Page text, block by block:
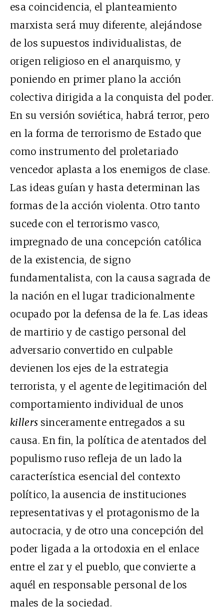
esa coincidencia, el planteamiento
marxista será muy diferente, alejándose
de los supuestos individualistas, de
origen religioso en el anarquismo, y
poniendo en primer plano la acción
colectiva dirigida a la conquista del poder.
En su versión soviética, habrá terror, pero
en la forma de terrorismo de Estado que
como instrumento del proletariado
vencedor aplasta a los enemigos de clase.
Las ideas guían y hasta determinan las
formas de la acción violenta. Otro tanto
sucede con el terrorismo vasco,
impregnado de una concepción católica
de la existencia, de signo
fundamentalista, con la causa sagrada de
la nación en el lugar tradicionalmente
ocupado por la defensa de la fe. Las ideas
de martirio y de castigo personal del
adversario convertido en culpable
devienen los ejes de la estrategia
terrorista, y el agente de legitimación del
comportamiento individual de unos
killers sinceramente entregados a su
causa. En fin, la política de atentados del
populismo ruso refleja de un lado la
característica esencial del contexto
político, la ausencia de instituciones
representativas y el protagonismo de la
autocracia, y de otro una concepción del
poder ligada a la ortodoxia en el enlace
entre el zar y el pueblo, que convierte a
aquél en responsable personal de los
males de la sociedad.